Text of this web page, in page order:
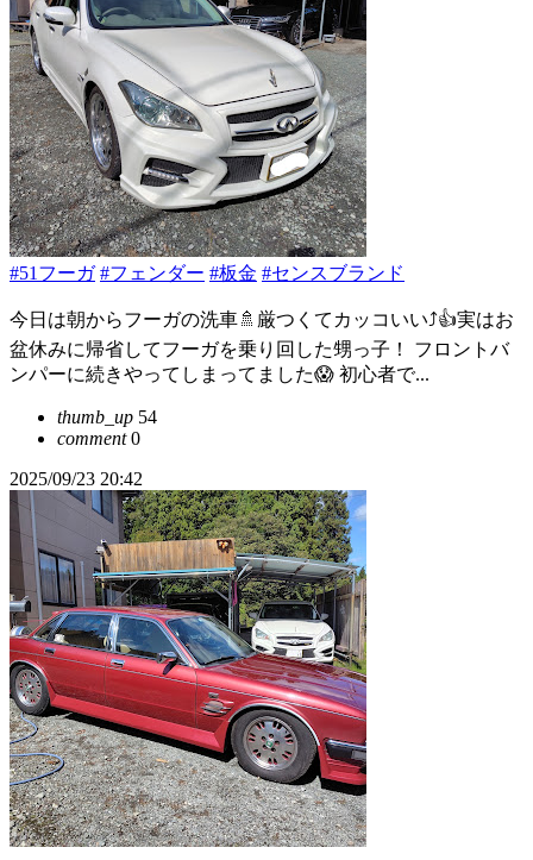
#51フーガ #フェンダー #板金 #センスブランド
今日は朝からフーガの洗車🚿厳つくてカッコいい⤴️👍実はお
盆休みに帰省してフーガを乗り回した甥っ子！ フロントバ
ンパーに続きやってしまってました😱 初心者で...
thumb_up 54
comment0
2025/09/23 20:42